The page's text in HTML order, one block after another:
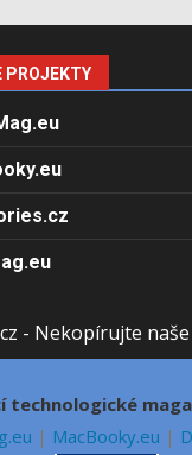
PROJEKTY
- Nekopírujte
technologické
| MacBooky.eu |